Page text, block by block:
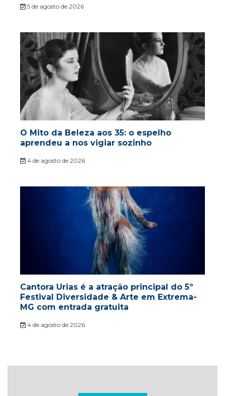
5 de agosto de 2026
O Mito da Beleza aos 35: o espelho
aprendeu a nos vigiar sozinho
4 de agosto de 2026
Cantora Urias é a atração principal do 5º
Festival Diversidade & Arte em Extrema-
MG com entrada gratuita
4 de agosto de 2026